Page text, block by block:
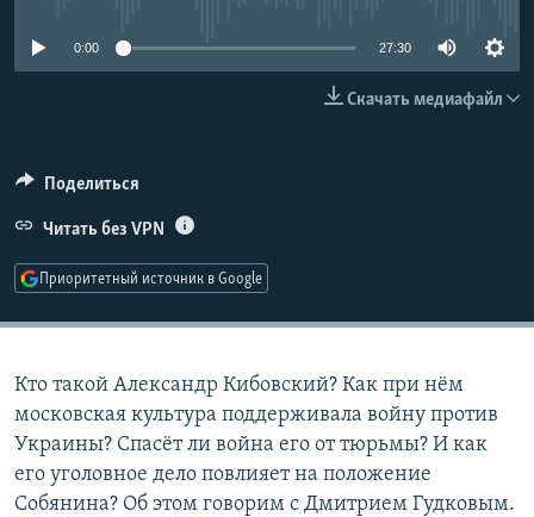
Все сайты РСЕ/РС
0:00 27:30
Скачать медиафайл
Поделиться
Читать без VPN
Приоритетный источник в Google
Кто такой Александр Кибовский? Как при нём
московская культура поддерживала войну против
Украины? Спасёт ли война его от тюрьмы? И как
его уголовное дело повлияет на положение
Собянина? Об этом говорим с Дмитрием Гудковым.